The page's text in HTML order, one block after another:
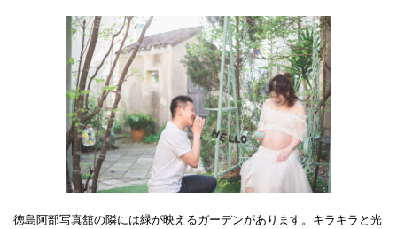
徳島阿部写真舘の隣には緑が映えるガーデンがあります。キラキラと光